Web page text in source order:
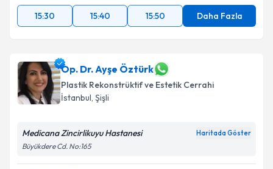
15:30
15:40 15:50 Daha Fazla
Op. Dr. Ayşe Öztürk
Plastik Rekonstrüktif ve Estetik Cerrahi
İstanbul, Şişli
Medicana Zincirlikuyu Hastanesi Haritada Göster
Büyükdere Cd. No:165